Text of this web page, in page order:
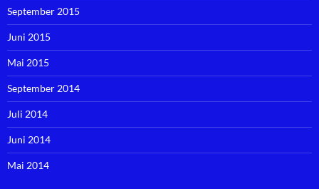
September 2015
Juni 2015
Mai 2015
September 2014
Juli 2014
Juni 2014
Mai 2014